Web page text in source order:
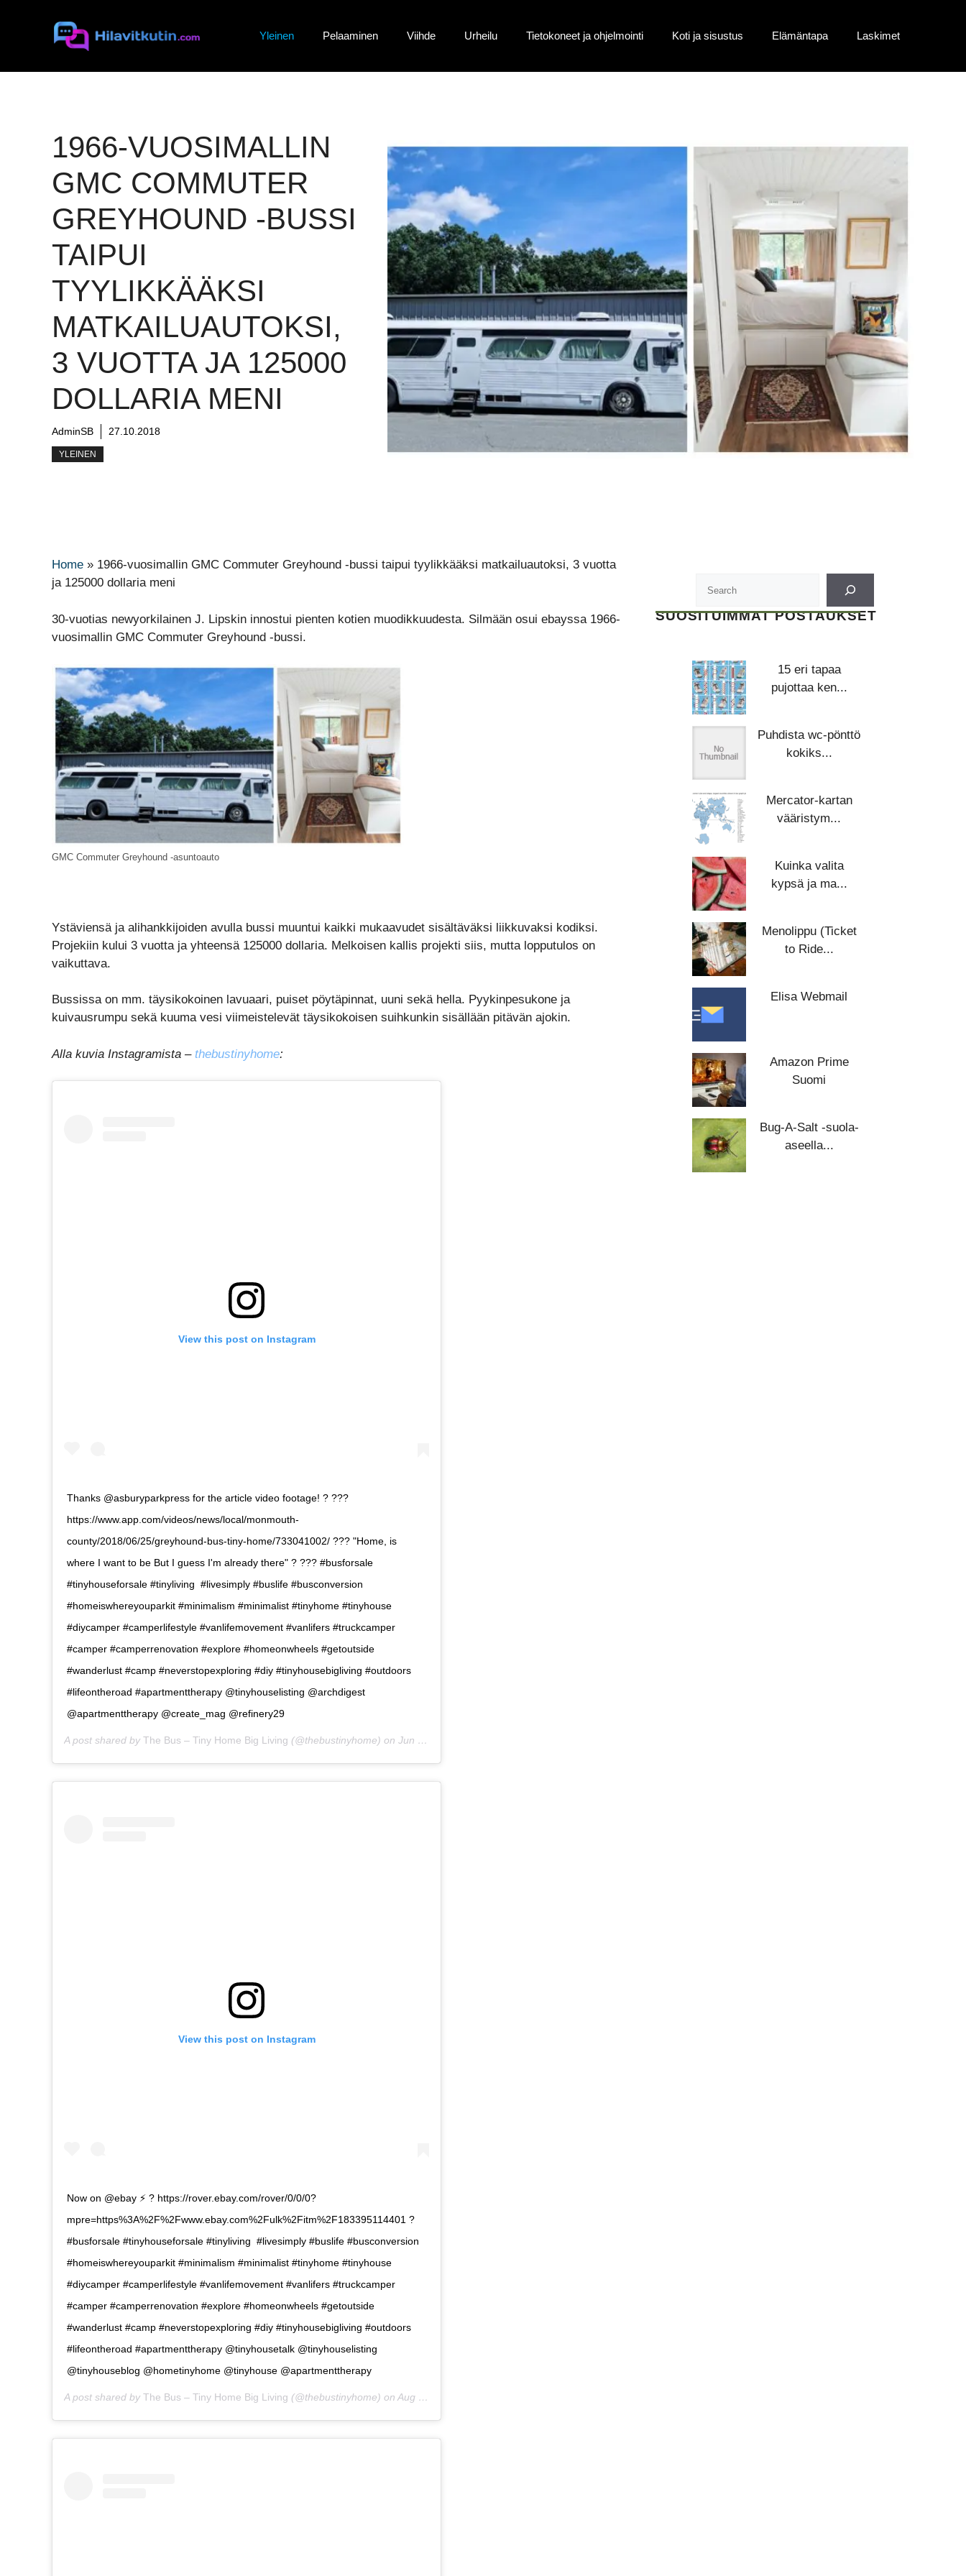
Yleinen Pelaaminen Viihde Urheilu Tietokoneet ja ohjelmointi Koti ja sisustus Elämäntapa Laskimet
1966-VUOSIMALLIN
GMC COMMUTER
GREYHOUND -BUSSI
TAIPUI
TYYLIKKÄÄKSI
MATKAILUAUTOKSI,
3 VUOTTA JA 125000
DOLLARIA MENI
AdminSB 27.10.2018
YLEINEN
Home » 1966-vuosimallin GMC Commuter Greyhound -bussi taipui tyylikkääksi matkailuautoksi, 3 vuotta
ja 125000 dollaria meni
30-vuotias newyorkilainen J. Lipskin innostui pienten kotien muodikkuudesta. Silmään osui ebayssa 1966-
vuosimallin GMC Commuter Greyhound -bussi.
GMC Commuter Greyhound -asuntoauto
Ystäviensä ja alihankkijoiden avulla bussi muuntui kaikki mukaavudet sisältäväksi liikkuvaksi kodiksi.
Projekiin kului 3 vuotta ja yhteensä 125000 dollaria. Melkoisen kallis projekti siis, mutta lopputulos on
vaikuttava.
Bussissa on mm. täysikokoinen lavuaari, puiset pöytäpinnat, uuni sekä hella. Pyykinpesukone ja
kuivausrumpu sekä kuuma vesi viimeistelevät täysikokoisen suihkunkin sisällään pitävän ajokin.
Alla kuvia Instagramista – thebustinyhome:
View this post on Instagram
Thanks @asburyparkpress for the article video footage! ? ???
https://www.app.com/videos/news/local/monmouth-
county/2018/06/25/greyhound-bus-tiny-home/733041002/ ??? "Home, is
where I want to be But I guess I'm already there" ? ??? #busforsale
#tinyhouseforsale #tinyliving #livesimply #buslife #busconversion
#homeiswhereyouparkit #minimalism #minimalist #tinyhome #tinyhouse
#diycamper #camperlifestyle #vanlifemovement #vanlifers #truckcamper
#camper #camperrenovation #explore #homeonwheels #getoutside
#wanderlust #camp #neverstopexploring #diy #tinyhousebigliving #outdoors
#lifeontheroad #apartmenttherapy @tinyhouselisting @archdigest
@apartmenttherapy @create_mag @refinery29
A post shared by The Bus – Tiny Home Big Living (@thebustinyhome) on Jun 28, 2018 at 5:23am PDT
View this post on Instagram
Now on @ebay ⚡ ? https://rover.ebay.com/rover/0/0/0?
mpre=https%3A%2F%2Fwww.ebay.com%2Fulk%2Fitm%2F183395114401 ?
#busforsale #tinyhouseforsale #tinyliving #livesimply #buslife #busconversion
#homeiswhereyouparkit #minimalism #minimalist #tinyhome #tinyhouse
#diycamper #camperlifestyle #vanlifemovement #vanlifers #truckcamper
#camper #camperrenovation #explore #homeonwheels #getoutside
#wanderlust #camp #neverstopexploring #diy #tinyhousebigliving #outdoors
#lifeontheroad #apartmenttherapy @tinyhousetalk @tinyhouselisting
@tinyhouseblog @hometinyhome @tinyhouse @apartmenttherapy
A post shared by The Bus – Tiny Home Big Living (@thebustinyhome) on Aug 23, 2018 at 10:14am PDT
SUOSITUIMMAT POSTAUKSET
15 eri tapaa
pujottaa ken...
Puhdista wc-pönttö
kokiks...
Mercator-kartan
vääristym...
Kuinka valita
kypsä ja ma...
Menolippu (Ticket
to Ride...
Elisa Webmail
Amazon Prime
Suomi
Bug-A-Salt -suola-
aseella...